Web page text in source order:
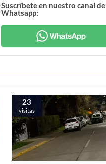
Suscríbete en nuestro canal de
Whatsapp:
23
visitas